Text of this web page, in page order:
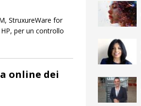
StruxureWare for
per un controllo
online dei